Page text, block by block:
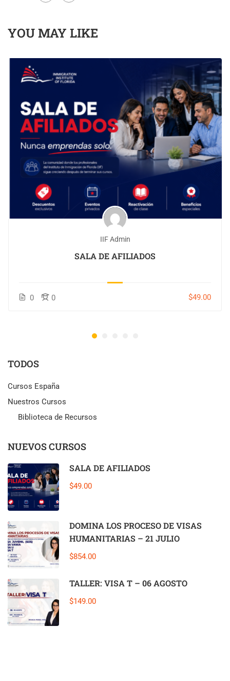
YOU MAY LIKE
IIF Admin
SALA DE AFILIADOS
0 0 $49.00
TODOS
Cursos España
Nuestros Cursos
Biblioteca de Recursos
NUEVOS CURSOS
SALA DE AFILIADOS
$49.00
DOMINA LOS PROCESO DE VISAS
HUMANITARIAS – 21 JULIO
$854.00
TALLER: VISA T – 06 AGOSTO
$149.00